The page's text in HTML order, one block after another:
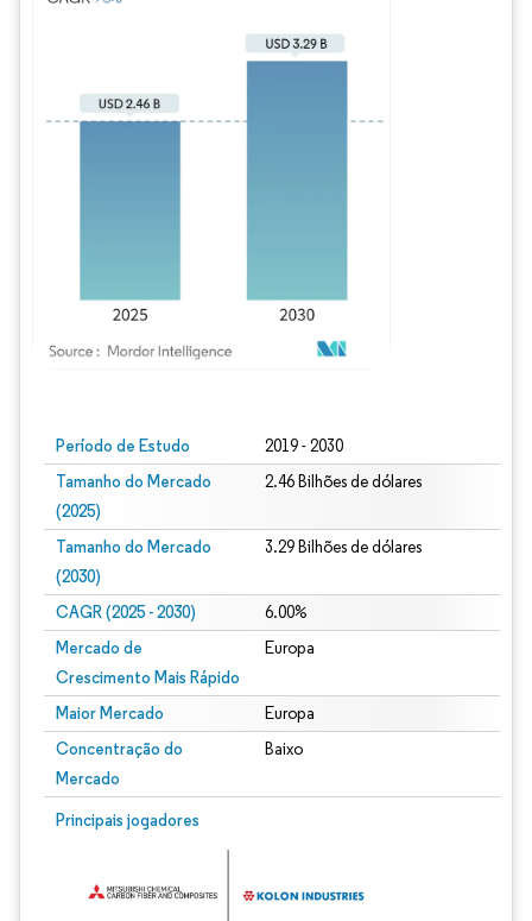
Período de Estudo 2019 - 2030
Tamanho do Mercado
(2025)
2.46 Bilhões de dólares
Tamanho do Mercado
(2030)
3.29 Bilhões de dólares
CAGR (2025 - 2030) 6.00%
Mercado de
Crescimento Mais Rápido
Europa
Maior Mercado Europa
Concentração do
Mercado
Baixo
Principais jogadores